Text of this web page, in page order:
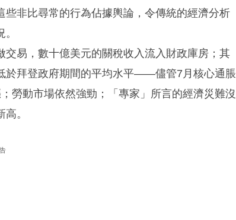
非比尋常的行為佔據輿論，令傳統的經濟分析
易，數十億美元的關稅收入流入財政庫房；其
於拜登政府期間的平均水平——儘管7月核心通脹
勞動市場依然強勁；「專家」所言的經濟災難沒
。